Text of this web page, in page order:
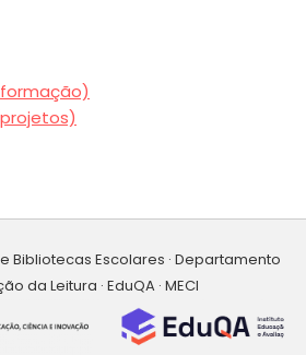
Bibliotecas Escolares · Departamento
da Leitura · EduQA · MECI